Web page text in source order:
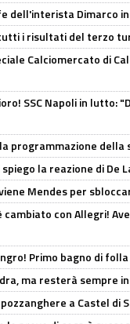
dell'interista Dimarco in
i risultati del terzo
Calciomercato di
SSC Napoli in lutto:
programmazione
spiego la reazione di De
Mendes per
cambiato con Allegri!
Primo bagno di
ma resterà sempre
a Castel di